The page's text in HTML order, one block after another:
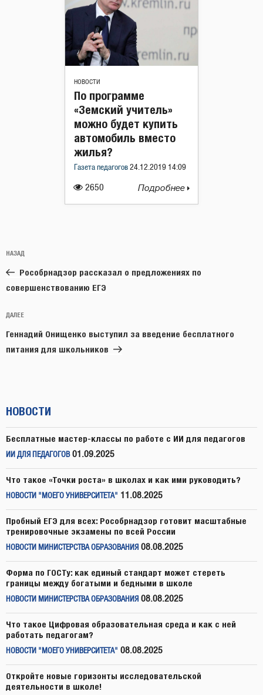
НОВОСТИ
2650
По программе
«Земский учитель»
можно будет купить
автомобиль вместо
жилья?
Газета педагогов 24.12.2019 14:09
Подробнее
по
записям
Предыдущая
запись:
НАЗАД
​Рособрнадзор рассказал о предложениях по
совершенствованию ЕГЭ
Следующая
запись
ДАЛЕЕ
Геннадий Онищенко выступил за введение бесплатного
питания для школьников
НОВОСТИ
Бесплатные мастер-классы по работе с ИИ для педагогов
ИИ ДЛЯ ПЕДАГОГОВ 01.09.2025
Что такое «Точки роста» в школах и как ими руководить?
НОВОСТИ "МОЕГО УНИВЕРСИТЕТА" 11.08.2025
Пробный ЕГЭ для всех: Рособрнадзор готовит масштабные
тренировочные экзамены по всей России
НОВОСТИ МИНИСТЕРСТВА ОБРАЗОВАНИЯ 08.08.2025
Форма по ГОСТу: как единый стандарт может стереть
границы между богатыми и бедными в школе
НОВОСТИ МИНИСТЕРСТВА ОБРАЗОВАНИЯ 08.08.2025
Что такое Цифровая образовательная среда и как с ней
работать педагогам?
НОВОСТИ "МОЕГО УНИВЕРСИТЕТА" 08.08.2025
Откройте новые горизонты исследовательской
деятельности в школе!